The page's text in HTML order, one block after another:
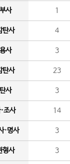
사 1
탄사 4
사 3
탄사 23
사 3
조사 14
·명사 3
형사 3